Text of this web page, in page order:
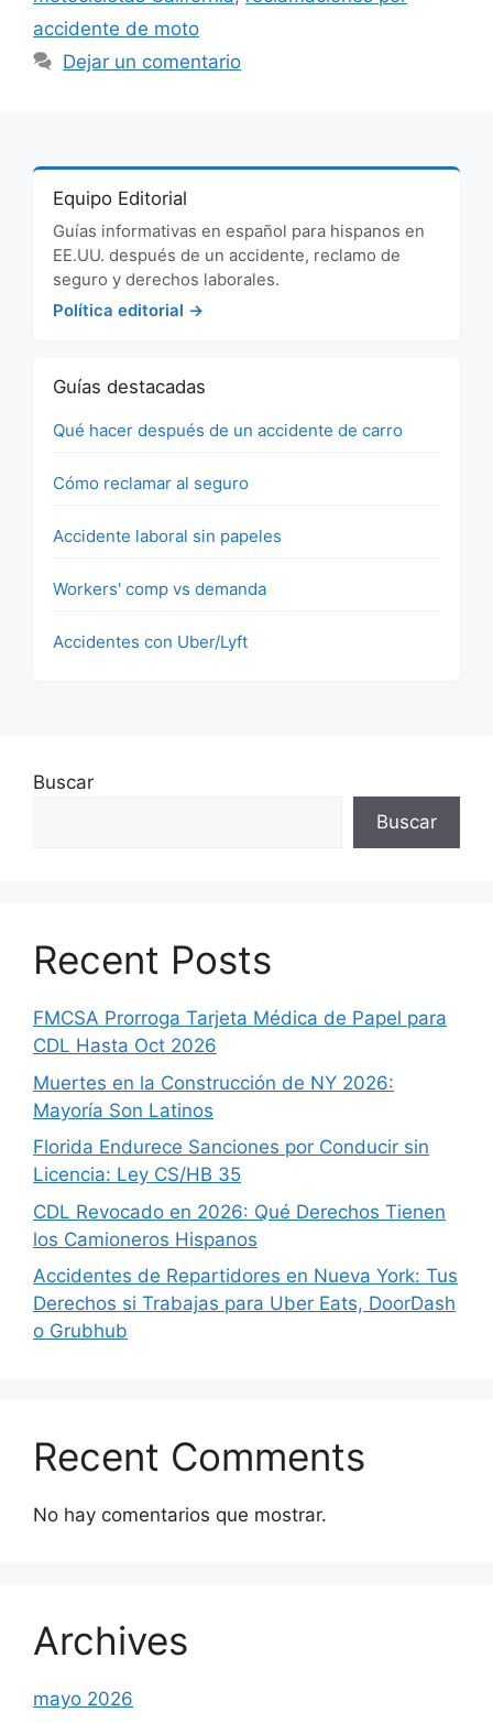
accidente de moto
Dejar un comentario
Equipo Editorial
Guías informativas en español para hispanos en
EE.UU. después de un accidente, reclamo de
seguro y derechos laborales.
Política editorial →
Guías destacadas
Qué hacer después de un accidente de carro
Cómo reclamar al seguro
Accidente laboral sin papeles
Workers' comp vs demanda
Accidentes con Uber/Lyft
Buscar
Buscar
Recent Posts
FMCSA Prorroga Tarjeta Médica de Papel para
CDL Hasta Oct 2026
Muertes en la Construcción de NY 2026:
Mayoría Son Latinos
Florida Endurece Sanciones por Conducir sin
Licencia: Ley CS/HB 35
CDL Revocado en 2026: Qué Derechos Tienen
los Camioneros Hispanos
Accidentes de Repartidores en Nueva York: Tus
Derechos si Trabajas para Uber Eats, DoorDash
o Grubhub
Recent Comments
No hay comentarios que mostrar.
Archives
mayo 2026